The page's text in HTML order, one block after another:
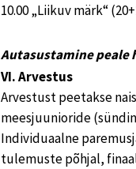
10.00 „Liikuv märk“
Autasustamine peale
VI. Arvestus
Arvestust peetakse
meesjuunioride
Individuaalne
tulemuste põhjal,